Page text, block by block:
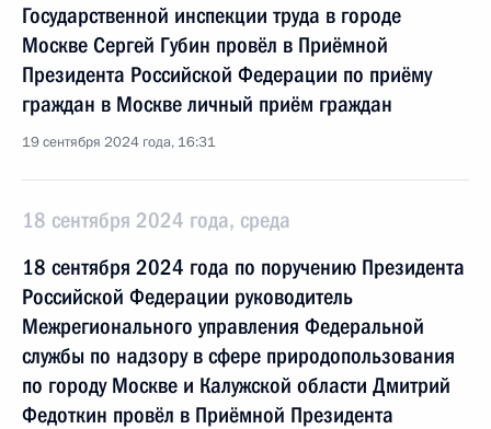
Государственной инспекции труда в городе
Москве Сергей Губин провёл в Приёмной
Президента Российской Федерации по приёму
граждан в Москве личный приём граждан
19 сентября 2024 года, 16:31
18 сентября 2024 года, среда
18 сентября 2024 года по поручению Президента
Российской Федерации руководитель
Межрегионального управления Федеральной
службы по надзору в сфере природопользования
по городу Москве и Калужской области Дмитрий
Федоткин провёл в Приёмной Президента